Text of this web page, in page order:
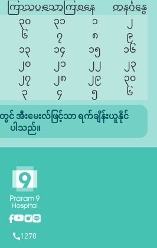
ကြာသပတေးသောကြာစနေ
တနင်္ဂနွေ
၃၀ ၃၁ ၁
၂
၆ ၇ ၈
၉
၁၃ ၁၄ ၁၅
၁၆
၂၀ ၂၁ ၂၂
၂၃
၂၇ ၂၈ ၂၉
၃၀
၃ ၄ ၅ ၆
င် အီးမေးလ်ဖြင့်သာ ရက်ချိန်းယူနိုင်
ပါသည်။
1270